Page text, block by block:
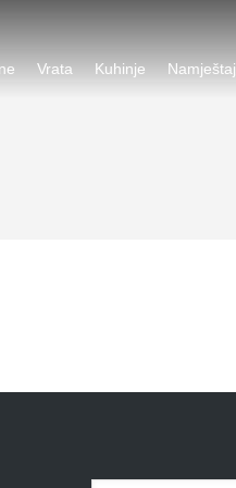
Vrata Kuhinje Namještaj